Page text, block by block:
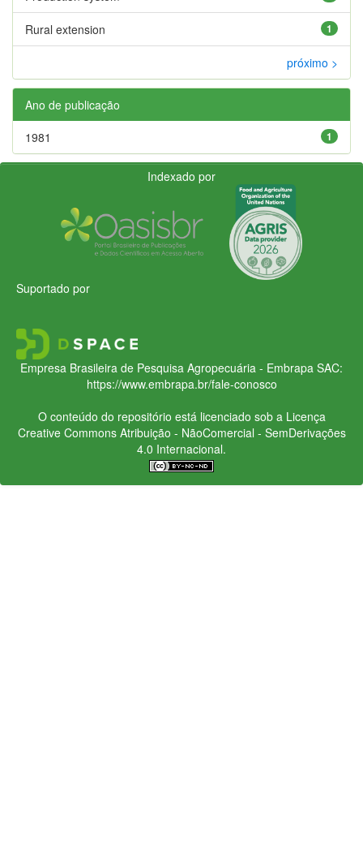
1
Rural extension
próximo >
Ano de publicação
1
1981
Indexado por
Suportado por
Empresa Brasileira de Pesquisa Agropecuária - Embrapa SAC:
https://www.embrapa.br/fale-conosco
O conteúdo do repositório está licenciado sob a Licença
Creative CommonsAtribuição - NãoComercial - SemDerivações
4.0 Internacional.